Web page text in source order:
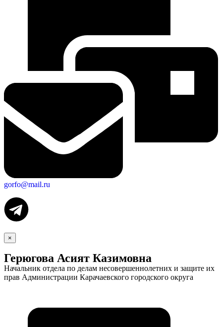
gorfo@mail.ru
×
Герюгова Асият Казимовна
Начальник отдела по делам несовершеннолетних и защите их
прав Администрации Карачаевского городского округа